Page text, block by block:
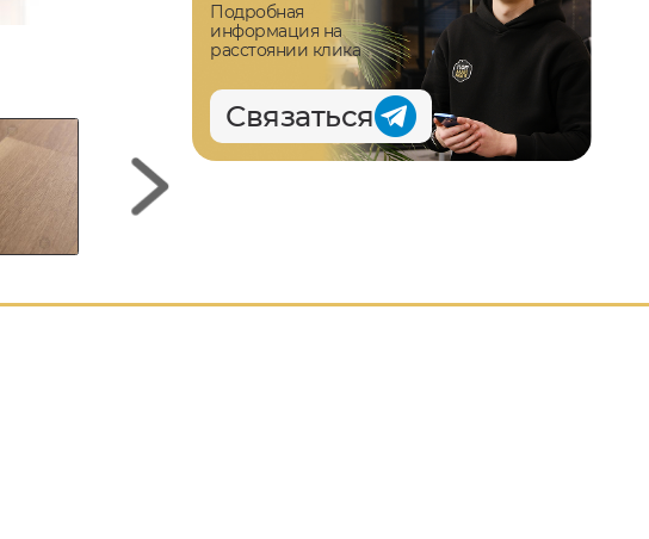
Подробная
информация на
расстоянии клика
Связаться